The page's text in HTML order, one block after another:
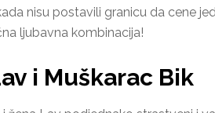
nisu postavili granicu da cene
ljubavna kombinacija!
i Muškarac Bik